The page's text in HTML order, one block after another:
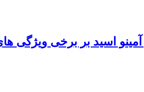
اسید بر برخی ویژگی‌